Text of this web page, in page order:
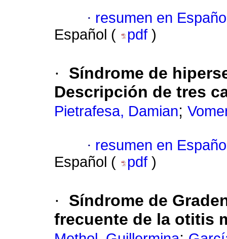
· resumen en
Español (
pdf )
·
Síndrome de
Descripción de tres
Pietrafesa, Damian;
· resumen en
Español (
pdf )
·
Síndrome de
frecuente de la otitis